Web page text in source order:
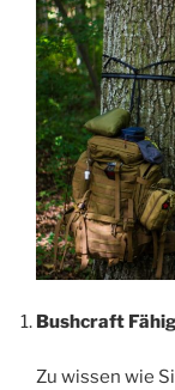
Bushcraft
Zu wissen wie